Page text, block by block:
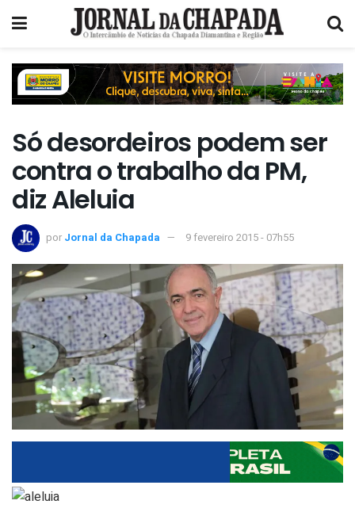
Só desordeiros podem ser
contra o trabalho da PM,
diz Aleluia
por Jornal da Chapada 9 fevereiro 2015 - 07h55